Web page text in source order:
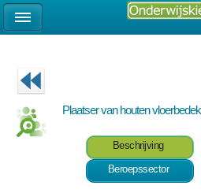
Plaatser van houten
Beschrijving
Beroepssector